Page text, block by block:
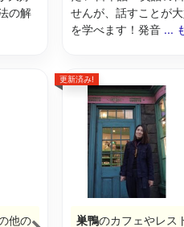
の解
せんが、話すことが
を学べます！発音 ...
他の
更新済み!
巣鴨のカフェやレス